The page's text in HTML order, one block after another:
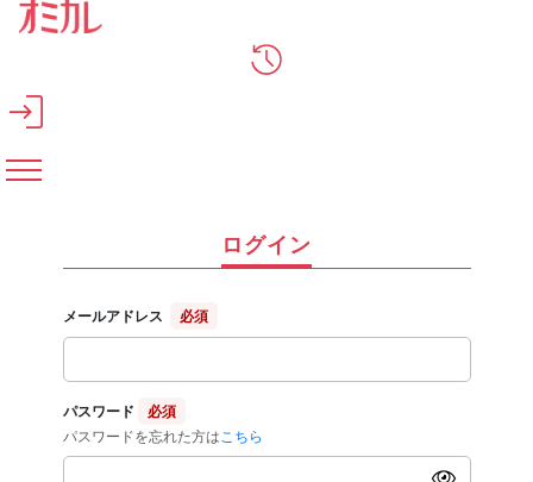
メインコンテンツへスキップ
ログイン
メールアドレス 必須
パスワード
必須
パスワードを忘れた方は こちら